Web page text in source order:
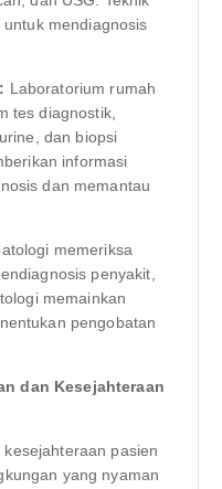
mendiagnosis
Laboratorium rumah
tes diagnostik,
dan biopsi
informasi
dan memantau
memeriksa
penyakit,
memainkan
pengobatan
dan Kesejahteraan
pasien
yang nyaman